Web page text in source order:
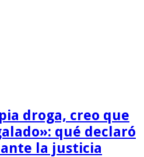
droga, creo que
qué declaró
la justicia